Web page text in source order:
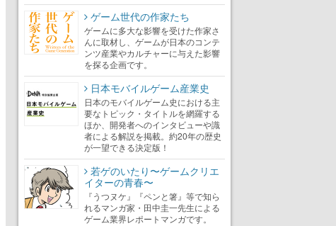
ゲーム世代の作家たち
ゲームに多大な影響を受けた作家さ
んに取材し、ゲームが日本のコンテ
ンツ産業やカルチャーに与えた影響
を探る企画です。
日本モバイルゲーム産業史
日本のモバイルゲーム史における主
要なトピック・タイトルを網羅する
ほか、開発者へのインタビューや識
者による解説を掲載。約20年の歴史
が一望できる決定版！
若ゲのいたり〜ゲームクリエ
イターの青春〜
『うつヌケ』『ペンと箸』等で知ら
れるマンガ家・田中圭一先生による
ゲーム業界レポートマンガです。